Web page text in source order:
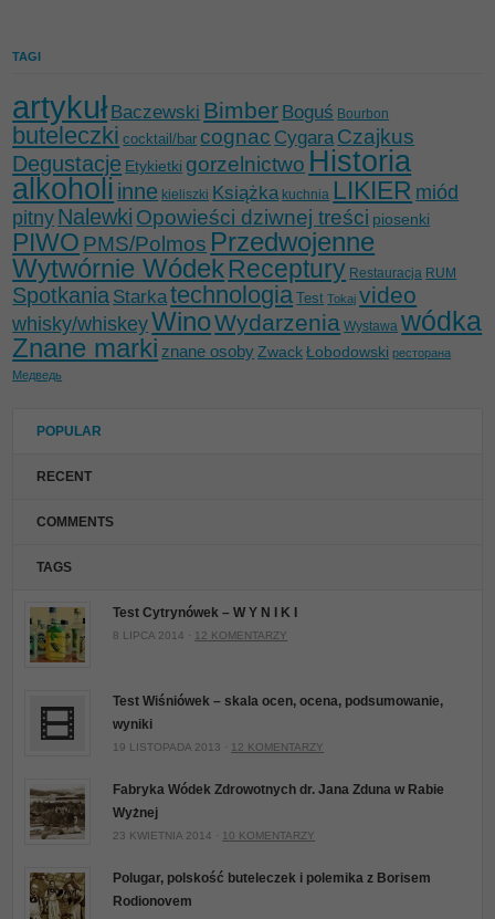
TAGI
artykułBaczewski Bimber Boguś Bourbon
buteleczki cocktail/bar cognac CygaraCzajkus
Degustacje Etykietki gorzelnictwo Historia
alkoholi inne kieliszki Książka kuchnia LIKIER miód
pitny Nalewki Opowieści dziwnej treści piosenki
PIWO PMS/Polmos Przedwojenne
Wytwórnie WódekReceptury Restauracja RUM
Spotkania Starkatechnologia Test Tokaj video
whisky/whiskeyWinoWydarzenia Wystawa wódka
Znane marki znane osoby Zwack Łobodowski ресторана
Медведь
POPULAR
RECENT
COMMENTS
TAGS
Test Cytrynówek – W Y N I K I
8 LIPCA 2014 · 12 KOMENTARZY
Test Wiśniówek – skala ocen, ocena, podsumowanie,
wyniki
19 LISTOPADA 2013 · 12 KOMENTARZY
Fabryka Wódek Zdrowotnych dr. Jana Zduna w Rabie
Wyżnej
23 KWIETNIA 2014 · 10 KOMENTARZY
Polugar, polskość buteleczek i polemika z Borisem
Rodionovem